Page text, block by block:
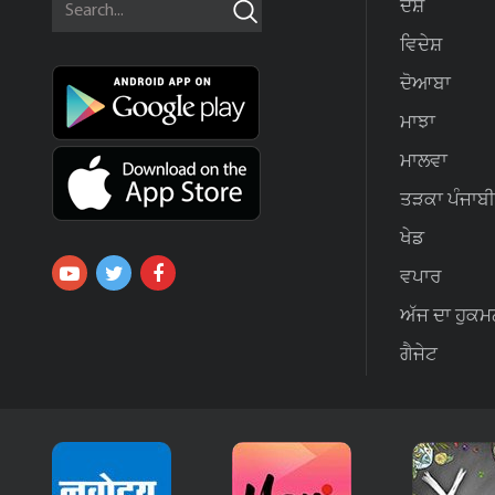
ਦੇਸ਼
ਵਿਦੇਸ਼
ਦੋਆਬਾ
ਮਾਝਾ
ਮਾਲਵਾ
ਤੜਕਾ ਪੰਜਾਬੀ
ਖੇਡ
ਵਪਾਰ
ਅੱਜ ਦਾ
ਗੈਜੇਟ